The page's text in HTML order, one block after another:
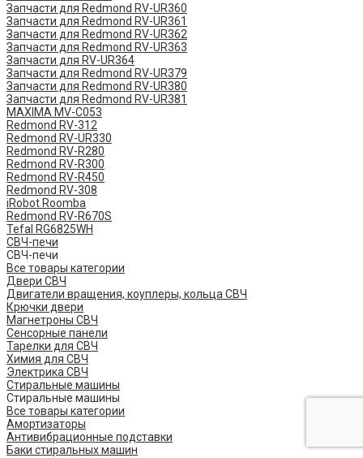
Запчасти для Redmond RV-UR360
Запчасти для Redmond RV-UR361
Запчасти для Redmond RV-UR362
Запчасти для Redmond RV-UR363
Запчасти для RV-UR364
Запчасти для Redmond RV-UR379
Запчасти для Redmond RV-UR380
Запчасти для Redmond RV-UR381
MAXIMA MV-C053
Redmond RV-312
Redmond RV-UR330
Redmond RV-R280
Redmond RV-R300
Redmond RV-R450
Redmond RV-308
iRobot Roomba
Redmond RV-R670S
Tefal RG6825WH
СВЧ-печи
СВЧ-печи
Все товары категории
Двери СВЧ
Двигатели вращения, коуплеры, кольца СВЧ
Крючки двери
Магнетроны СВЧ
Сенсорные панели
Тарелки для СВЧ
Химия для СВЧ
Электрика СВЧ
Стиральные машины
Стиральные машины
Все товары категории
Амортизаторы
Антивибрационные подставки
Баки стиральных машин